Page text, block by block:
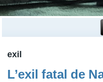
exil
L’exil fatal de